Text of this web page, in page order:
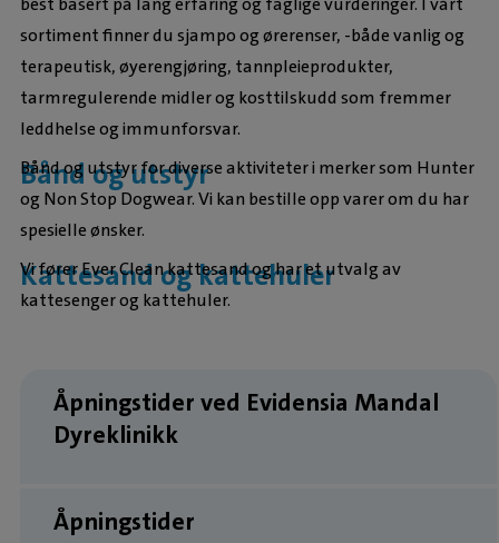
sortiment finner du sjampo og ørerenser, -både vanlig og
terapeutisk, øyerengjøring, tannpleieprodukter,
tarmregulerende midler og kosttilskudd som fremmer
leddhelse og immunforsvar.
Bånd og utstyr
Bånd og utstyr for diverse aktiviteter i merker som Hunter
og Non Stop Dogwear. Vi kan bestille opp varer om du har
spesielle ønsker.
Kattesand og kattehuler
Vi fører Ever Clean kattesand og har et utvalg av
kattesenger og kattehuler.
Åpningstider ved Evidensia Mandal
Dyreklinikk
Åpningstider